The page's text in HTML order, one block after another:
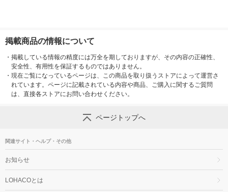
掲載商品の情報について
・ 掲載している情報の精度には万全を期しておりますが、その内容の正確性、
安全性、有用性を保証するものではありません。
・ 現在ご覧になっているページは、この商品を取り扱うストアによって運営さ
れています。ページに記載されている内容や商品、ご購入に関するご質問
は、直接各ストアにお問い合わせください。
ページトップへ
関連サイト・ヘルプ・その他
お知らせ
LOHACOとは